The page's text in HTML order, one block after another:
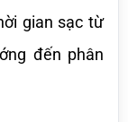
gian sạc từ
đến phân